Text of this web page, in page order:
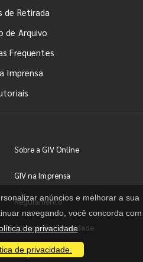
de Retirada
de Arquivo
Frequentes
Imprensa
Sobre a GIV Online
GIV na Imprensa
Regulamento
Política de Privacidade
Blog
anúncios e melhorar a sua
navegando, você concorda com
de privacidade
de privacidade.